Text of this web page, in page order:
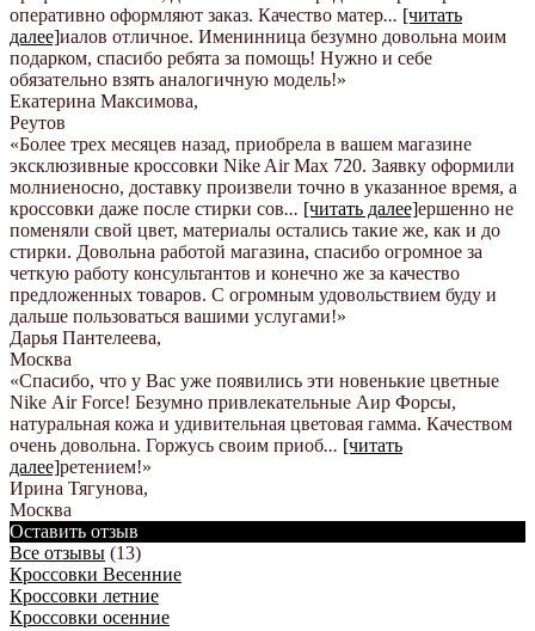
оперативно оформляют заказ. Качество матер... [читать
далее]иалов отличное. Именинница безумно довольна моим
подарком, спасибо ребята за помощь! Нужно и себе
обязательно взять аналогичную модель!»
Екатерина Максимова,
Реутов
«Более трех месяцев назад, приобрела в вашем магазине
эксклюзивные кроссовки Nike Air Max 720. Заявку оформили
молниеносно, доставку произвели точно в указанное время, а
кроссовки даже после стирки сов... [читать далее]ершенно не
поменяли свой цвет, материалы остались такие же, как и до
стирки. Довольна работой магазина, спасибо огромное за
четкую работу консультантов и конечно же за качество
предложенных товаров. С огромным удовольствием буду и
дальше пользоваться вашими услугами!»
Дарья Пантелеева,
Москва
«Спасибо, что у Вас уже появились эти новенькие цветные
Nike Аir Force! Безумно привлекательные Аир Форсы,
натуральная кожа и удивительная цветовая гамма. Качеством
очень довольна. Горжусь своим приоб... [читать
далее]ретением!»
Ирина Тягунова,
Москва
Оставить отзыв
Все отзывы (13)
Кроссовки Весенние
Кроссовки летние
Кроссовки осенние